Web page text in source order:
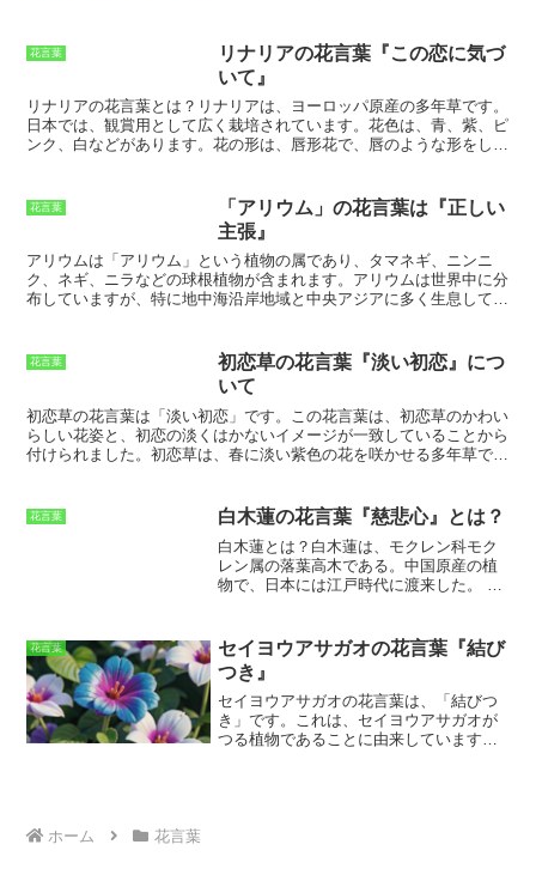
て栽培されてきました。 中国では、唐の
時代に宮廷で栽培されていたという記録
があります。日本では、平安時代の絵巻
物にハクセンが描かれていることから、
その頃から栽培されていたと考えられて
います。
ハクセンの花言葉は、「あふれ
す。また、ハクセンの花は、白い花弁と
黄色いおしべが特徴的であり、この色合
いが「あふれる思い」を連想させるとい
う説もあります。
花言葉
リナリアの花言葉『この恋に気づ
いて』
リナリアの花言葉とは？ リナリアは、ヨーロッパ原産の多年草です。
日本では、観賞用として広く栽培されています。花色は、青、紫、ピ
ンク、白などがあります。花の形は、唇形花で、唇のような形をして
いを込めた花言葉です。また、リナリアの花言葉には、「幸せな思い
出」という意味もあります。これは、リナリアの花が、夏の間中、咲
き続けることからきています。夏の間中、咲き続けるリナリアの花を
見ていると、幸せな気持ちになります。きっと、リナリアの花言葉
は、そんな気持ちからきているのでしょう。
花言葉
「アリウム」の花言葉は『正しい
主張』
アリウムは「アリウム」という植物の属であり 、タマネギ、ニンニ
ク、ネギ、ニラなどの球根植物が含まれます。アリウムは世界中に分
布していますが、特に地中海沿岸地域と中央アジアに多く生息してい
が出ることにちなんでいます。アリウムは古くから薬用として利用さ
れてきました。古代エジプトでは、アリウムを傷の治療に使用してい
ました。古代ギリシャでは、アリウムを消化不良や下痢の治療に使用
していました。古代ローマでは、アリウムを駆虫剤として使用してい
ました。アリウムは現在でも、風邪や感染症の治療に使用されていま
す。アリウムは食用としても利用されています。アリウムの球根は、
ー、炒め物、サラダなどに使用されます。アリウムの球根は、乾燥さ
せ、粉末にしてスパイスとしても使用されます。
花言葉
初恋草の花言葉『淡い初恋』につ
いて
初恋草の花言葉は「淡い初恋」です。
この花言葉は、初恋草のかわい
らしい花姿と、初恋の淡くはかないイメージが一致していることから
付けられました。初恋草は、春に淡い紫色の花を咲かせる多年草で
くはかないイメージをよく表しています。初恋は、誰にとっても特別
なものです。それは、初めて人を好きになったときのことです。初恋
は、甘酸っぱく、切なく、そしてかけがえのないものです。しかし、
初恋はたいていはかないものです。それは、時間が経つにつれて、そ
の淡い思い出となってしまいます。初恋草の花言葉「淡い初恋」は、
出は、決して忘れることができません。
花言葉 白木蓮の花言葉『慈悲心』とは？
白木蓮とは？ 白木蓮は、モクレン科モク
レン属の落葉高木である。中国原産の植
物で、日本には江戸時代に渡来した。
10～15cmほど。花色は白または淡いピン
ク色をしている。果実は集合果で、長さ5
～10cmほどの円柱形をしている。
は、その美しい花姿から古くから親しま
れてきた植物である。日本では、平安時
代にはすでに観賞用として栽培されてい
花言葉
セイヨウアサガオの花言葉『結び
つき』
セイヨウアサガオの花言葉は、「結びつ
き」です。これは、セイヨウアサガオが
つる植物であることに由来しています。
ホーム 花言葉